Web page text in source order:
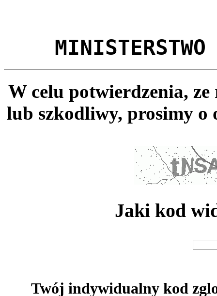
MINISTERSTWO
W celu potwierdzenia,
lub szkodliwy, prosimy o
Jaki kod
Twój indywidualny kod